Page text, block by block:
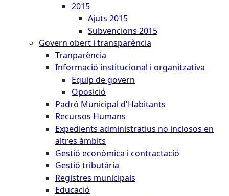
2015
Ajuts 2015
Subvencions 2015
Govern obert i transparència
Tranparència
Informació institucional i organitzativa
Equip de govern
Oposició
Padró Municipal d'Habitants
Recursos Humans
Expedients administratius no inclosos en
altres àmbits
Gestió econòmica i contractació
Gestió tributària
Registres municipals
Educació